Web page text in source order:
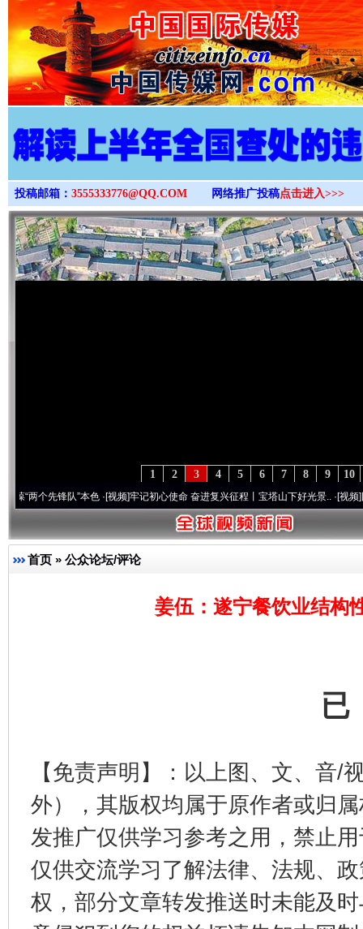
>
投稿邮箱： 3555333776@QQ.COM 网络推广投稿点击进入>>>
10
9
8
7
6
5
4
3
2
1
先锋队”本色·[视频]牢记初心使命 奋进复兴征程丨宝塔山下好光景..·[视频]因党而
首页 » 公众论坛/评论
姜伍：遂宁餐饮业结构
【免责声明】：以上图、文、音/
外），其版权均属于原作者或归
发推广仅供学习参考之用，禁止
仅供交流学习了解法律、法规、
权，部分文章转发推送时未能及
一纸欠
东山县通报“牛蛙产品抗生素超标问题” 法